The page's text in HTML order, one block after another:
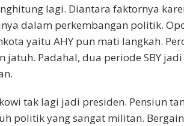
lagi. Diantara faktornya
dalam perkembangan politik.
yaitu AHY pun mati langkah.
jatuh. Padahal, dua periode SBY
tak lagi jadi presiden. Pensiun
politik yang sangat militan.